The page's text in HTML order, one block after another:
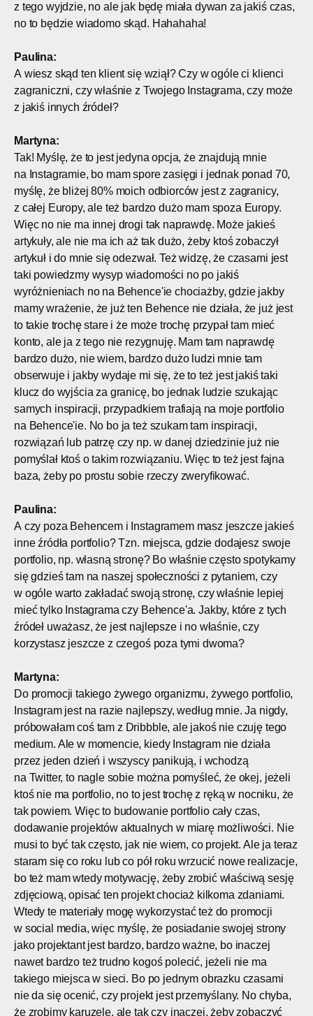
z tego wyjdzie, no ale jak będę miała dywan za jakiś czas,
no to będzie wiadomo skąd. Hahahaha!
Paulina:
A wiesz skąd ten klient się wziął? Czy w ogóle ci klienci
zagraniczni, czy właśnie z Twojego Instagrama, czy może
z jakiś innych źródeł?
Martyna:
Tak! Myślę, że to jest jedyna opcja, że znajdują mnie
na Instagramie, bo mam spore zasięgi i jednak ponad 70,
myślę, że bliżej 80% moich odbiorców jest z zagranicy,
z całej Europy, ale też bardzo dużo mam spoza Europy.
Więc no nie ma innej drogi tak naprawdę. Może jakieś
artykuły, ale nie ma ich aż tak dużo, żeby ktoś zobaczył
artykuł i do mnie się odezwał. Też widzę, że czasami jest
taki powiedzmy wysyp wiadomości no po jakiś
wyróżnieniach no na Behence'ie chociażby, gdzie jakby
mamy wrażenie, że już ten Behence nie działa, że już jest
to takie trochę stare i że może trochę przypał tam mieć
konto, ale ja z tego nie rezygnuję. Mam tam naprawdę
bardzo dużo, nie wiem, bardzo dużo ludzi mnie tam
obserwuje i jakby wydaje mi się, że to też jest jakiś taki
klucz do wyjścia za granicę, bo jednak ludzie szukając
samych inspiracji, przypadkiem trafiają na moje portfolio
na Behence'ie. No bo ja też szukam tam inspiracji,
rozwiązań lub patrzę czy np. w danej dziedzinie już nie
pomyślał ktoś o takim rozwiązaniu. Więc to też jest fajna
baza, żeby po prostu sobie rzeczy zweryfikować.
Paulina:
A czy poza Behencem i Instagramem masz jeszcze jakieś
inne źródła portfolio? Tzn. miejsca, gdzie dodajesz swoje
portfolio, np. własną stronę? Bo właśnie często spotykamy
się gdzieś tam na naszej społeczności z pytaniem, czy
w ogóle warto zakładać swoją stronę, czy właśnie lepiej
mieć tylko Instagrama czy Behence'a. Jakby, które z tych
źródeł uważasz, że jest najlepsze i no właśnie, czy
korzystasz jeszcze z czegoś poza tymi dwoma?
Martyna:
Do promocji takiego żywego organizmu, żywego portfolio,
Instagram jest na razie najlepszy, według mnie. Ja nigdy,
próbowałam coś tam z Dribbble, ale jakoś nie czuję tego
medium. Ale w momencie, kiedy Instagram nie działa
przez jeden dzień i wszyscy panikują, i wchodzą
na Twitter, to nagle sobie można pomyśleć, że okej, jeżeli
ktoś nie ma portfolio, no to jest trochę z ręką w nocniku, że
tak powiem. Więc to budowanie portfolio cały czas,
dodawanie projektów aktualnych w miarę możliwości. Nie
musi to być tak często, jak nie wiem, co projekt. Ale ja teraz
staram się co roku lub co pół roku wrzucić nowe realizacje,
bo też mam wtedy motywację, żeby zrobić właściwą sesję
zdjęciową, opisać ten projekt chociaż kilkoma zdaniami.
Wtedy te materiały mogę wykorzystać też do promocji
w social media, więc myślę, że posiadanie swojej strony
jako projektant jest bardzo, bardzo ważne, bo inaczej
nawet bardzo też trudno kogoś polecić, jeżeli nie ma
takiego miejsca w sieci. Bo po jednym obrazku czasami
nie da się ocenić, czy projekt jest przemyślany. No chyba,
że zrobimy karuzelę, ale tak czy inaczej, żeby zobaczyć